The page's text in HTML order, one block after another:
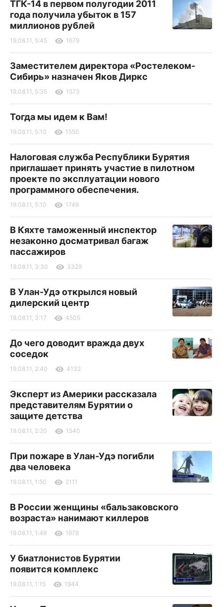
ТГК-14 в первом полугодии 2011
года получила убыток в 157
миллионов рублей
19.08.11, 5:45 1679
Заместителем директора «Ростелеком-
Сибирь» назначен Яков Диркс
19.08.11, 5:35 1573
Тогда мы идем к Вам!
19.08.11, 5:10 1550
Налоговая служба Республики Бурятия
приглашает принять участие в пилотном
проекте по эксплуатации нового
программного обеспечения.
19.08.11, 5:10 1748
В Кяхте таможенный инспектор
незаконно досматривал багаж
пассажиров
19.08.11, 3:30 3329
В Улан-Удэ открылся новый
дилерский центр
19.08.11, 3:17 4505
До чего доводит вражда двух
соседок
19.08.11, 2:40 4132
Эксперт из Америки рассказала
представителям Бурятии о
защите детства
19.08.11, 2:20 1540
При пожаре в Улан-Удэ погибли
два человека
19.08.11, 1:50 2111
В России женщины «бальзаковского
возраста» нанимают киллеров
19.08.11, 1:48 1978
У биатлонистов Бурятии
появится комплекс
19.08.11, 1:15 1944